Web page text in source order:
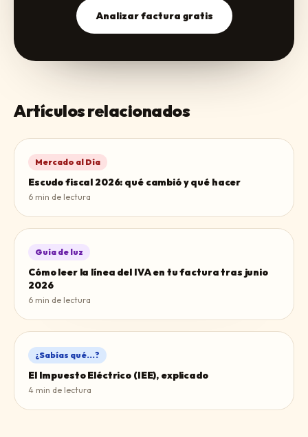
Analizar factura gratis
Artículos relacionados
Mercado al Día
Escudo fiscal 2026: qué cambió y qué hacer
6 min de lectura
Guía de luz
Cómo leer la línea del IVA en tu factura tras junio
2026
6 min de lectura
¿Sabías qué...?
El Impuesto Eléctrico (IEE), explicado
4 min de lectura